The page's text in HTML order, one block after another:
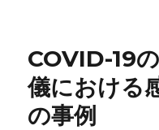
COVID-19
儀における
の事例